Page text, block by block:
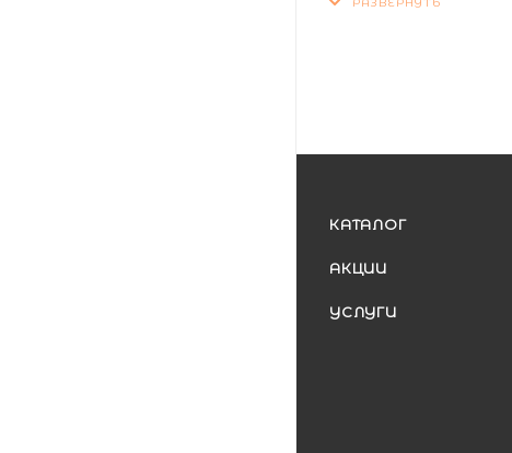
Ширина (мм) - 600
КАТАЛОГ
АКЦИИ
УСЛУГИ